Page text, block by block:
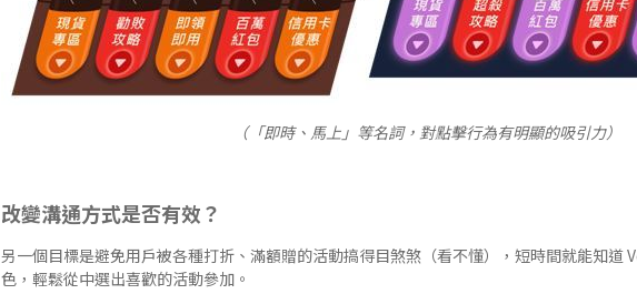
（「即時、馬上」等名詞，對點擊行為有明顯的吸引力）
改變溝通方式是否有效？
另一個目標是避免用戶被各種打折、滿額贈的活動搞得目煞煞（看不懂），短時間就能知道
色，輕鬆從中選出喜歡的活動參加。